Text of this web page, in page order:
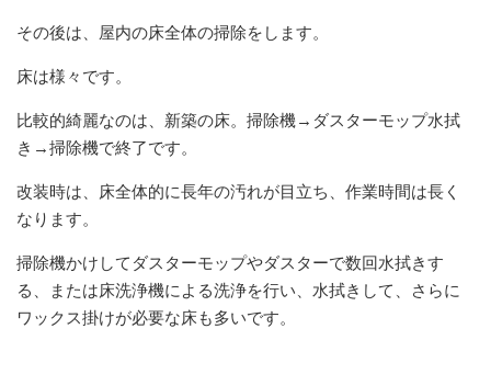
その後は、屋内の床全体の掃除をします。
床は様々です。
比較的綺麗なのは、新築の床。掃除機→ダスターモップ水拭
き→掃除機で終了です。
改装時は、床全体的に長年の汚れが目立ち、作業時間は長く
なります。
掃除機かけしてダスターモップやダスターで数回水拭きす
る、または床洗浄機による洗浄を行い、水拭きして、さらに
ワックス掛けが必要な床も多いです。